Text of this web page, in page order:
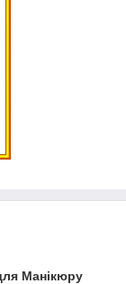
Манікюру